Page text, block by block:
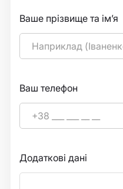
Ваше прізвище та ім’я
Ваш телефон
Додаткові дані